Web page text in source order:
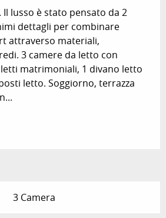
lusso è stato pensato da 2
dettagli per combinare
attraverso materiali,
3 camere da letto con
matrimoniali, 1 divano letto
letto. Soggiorno, terrazza
3 Camera